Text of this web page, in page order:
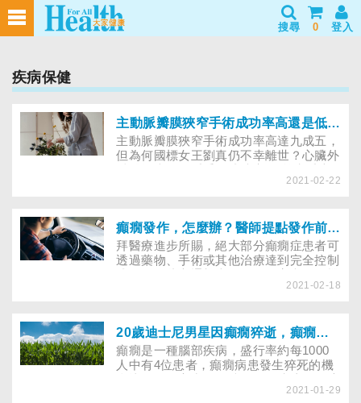
搜尋 0 登入
疾病保健
主動脈瓣膜狹窄手術成功率高還是低？心臟外科醫師曝影響關鍵點
主動脈瓣膜狹窄手術成功率高達九成五，
但為何國標女王劉真仍不幸離世？心臟外
者能否挺過手術過程、再來是住院期有無
2021-02-22
癲癇發作，怎麼辦？醫師提點發作前，可能出現的8個前兆
拜醫療進步所賜，絕大部分癲癇症患者可
透過藥物、手術或其他治療達到完全控制
車架架限制。醫師提醒，癲癇發作前常見
2021-02-18
20歲迪士尼男星因癲癇猝逝，癲癇會遺傳嗎？吃藥可治癒?
癲癇是一種腦部疾病，盛行率約每1000
人中有4位患者，癲癇病患發生猝死的機
會引起癲癇發作？遺傳的比例？需長期吃
2021-01-29